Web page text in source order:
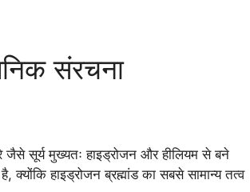
संरचना
जैसे सूर्य मुख्यतः हाइड्रोजन और हीलियम से बने
हाइड्रोजन ब्रह्मांड का सबसे सामान्य तत्व